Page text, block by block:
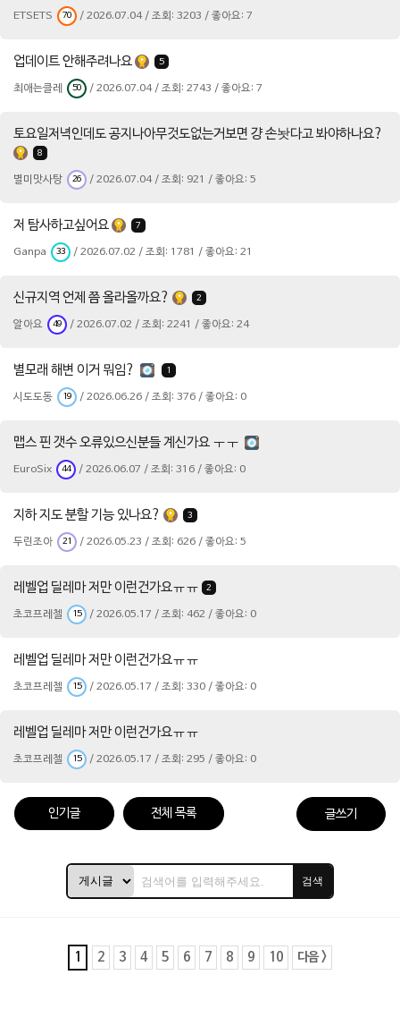
ETSETS 70 / 2026.07.04 / 조회: 3203 / 좋아요: 7
업데이트 안해주려나요 5
최애는클레 50 / 2026.07.04 / 조회: 2743 / 좋아요: 7
토요일저녁인데도 공지나아무것도없는거보면 걍 손놧다고 봐야하나요?
8
별미맛사탕 26 / 2026.07.04 / 조회: 921 / 좋아요: 5
저 탐사하고싶어요 7
Ganpa 33 / 2026.07.02 / 조회: 1781 / 좋아요: 21
신규지역 언제 쯤 올라올까요? 2
알아요 49 / 2026.07.02 / 조회: 2241 / 좋아요: 24
별모래 해변 이거 뭐임? 1
시도도동 19 / 2026.06.26 / 조회: 376 / 좋아요: 0
맵스 핀 갯수 오류있으신분들 계신가요 ㅜㅜ
EuroSix 44 / 2026.06.07 / 조회: 316 / 좋아요: 0
지하 지도 분할 기능 있나요? 3
두린조아 21 / 2026.05.23 / 조회: 626 / 좋아요: 5
레벨업 딜레마 저만 이런건가요ㅠㅠ 2
초코프레첼 15 / 2026.05.17 / 조회: 462 / 좋아요: 0
레벨업 딜레마 저만 이런건가요ㅠㅠ
초코프레첼 15 / 2026.05.17 / 조회: 330 / 좋아요: 0
레벨업 딜레마 저만 이런건가요ㅠㅠ
초코프레첼 15 / 2026.05.17 / 조회: 295 / 좋아요: 0
인기글 전체 목록 글쓰기
검색
1 2 3 4 5 6 7 8 9 10 다음 >